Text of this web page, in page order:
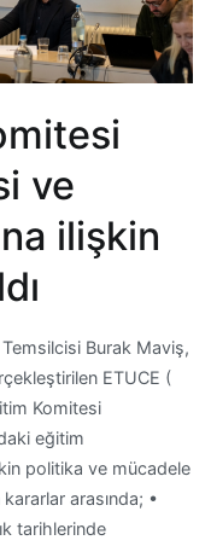
ve
ilişkin
Temsilcisi Burak Maviş,
ETUCE (
Komitesi
eğitim
politika ve mücadele
kararlar arasında; •
tarihlerinde